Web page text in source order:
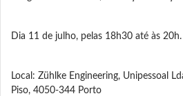
Dia 11 de julho, pelas 18h30 até às 20h.
Local: Zühlke Engineering, Unipessoal
Piso, 4050-344 Porto